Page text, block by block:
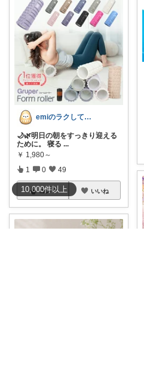
10,000件以上
emiのラクしてキレイなアラカン生活
🌙🌿明日の朝をすっきり迎える
ために。 寝る ...
￥ 1,980～
1 0 49
コレ いいね